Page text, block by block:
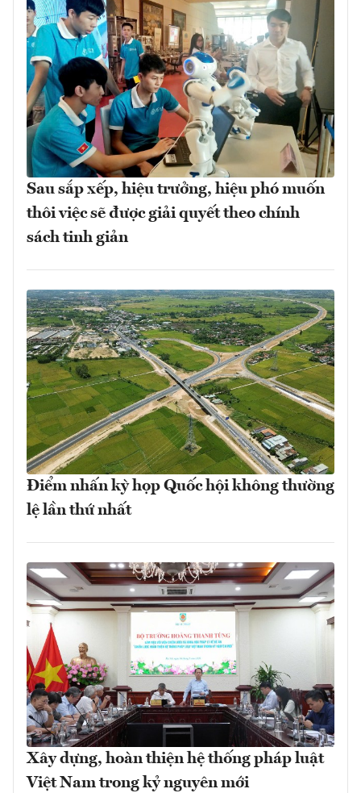
Sau sắp xếp, hiệu trưởng, hiệu phó muốn
thôi việc sẽ được giải quyết theo chính
sách tinh giản
Điểm nhấn kỳ họp Quốc hội không thường
lệ lần thứ nhất
Xây dựng, hoàn thiện hệ thống pháp luật
Việt Nam trong kỷ nguyên mới